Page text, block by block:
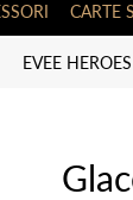
CARTE
EVEE